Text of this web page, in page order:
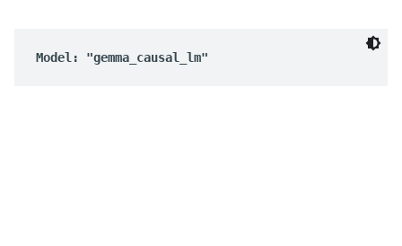
Model: "gemma_causal_lm"